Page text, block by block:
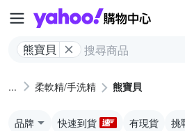
熊寶貝
柔軟精/手洗精 熊寶貝
品牌 快速到貨 有現貨 挑